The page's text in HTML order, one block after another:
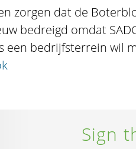
zorgen dat de
bedreigd omdat
een bedrijfsterrein wil
Sign